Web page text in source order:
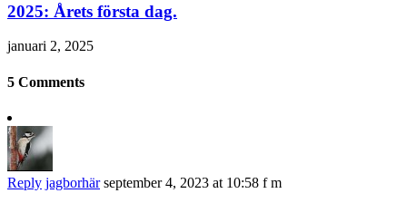
2025: Årets första dag.
januari 2, 2025
5 Comments
Reply jagborhär september 4, 2023 at 10:58 f m